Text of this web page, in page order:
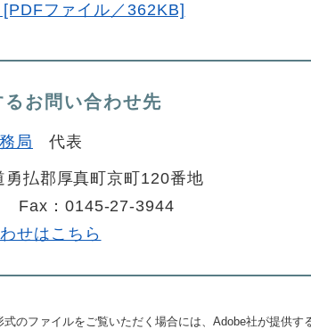
ファイル／362KB]
お問い合わせ先
局 代表
勇払郡厚真町京町120番地
Fax：0145-27-3944
せはこちら
式のファイルをご覧いただく場合には、Adobe社が提供す